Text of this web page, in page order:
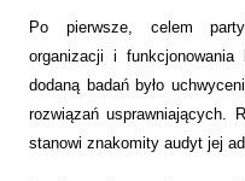
Po pierwsze, celem
organizacji i
dodaną badań było
rozwiązań usprawniających.
stanowi znakomity audyt jej